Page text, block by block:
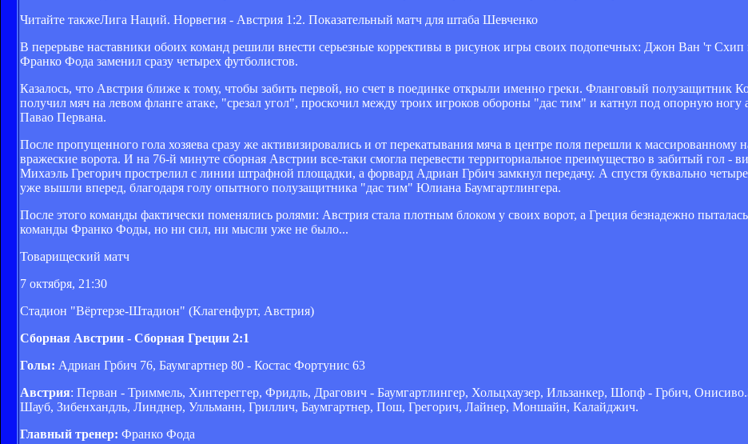
Читайте такжеЛига Наций. Норвегия - Австрия 1:2. Показательный матч для штаба Шевченко
В перерыве наставники обоих команд решили внести серьезные коррективы в рисунок игры своих подопечных: Джон Ван 'т Схип
Франко Фода заменил сразу четырех футболистов.
Казалось, что Австрия ближе к тому, чтобы забить первой, но счет в поединке открыли именно греки. Фланговый полузащитник
получил мяч на левом фланге атаке, "срезал угол", проскочил между троих игроков обороны "дас тим" и катнул под опорную ногу
Павао Первана.
После пропущенного гола хозяева сразу же активизировались и от перекатывания мяча в центре поля перешли к массированному
вражеские ворота. И на 76-й минуте сборная Австрии все-таки смогла перевести территориальное преимущество в забитый гол -
Михаэль Грегорич прострелил с линии штрафной площадки, а форвард Адриан Грбич замкнул передачу. А спустя буквально
уже вышли вперед, благодаря голу опытного полузащитника "дас тим" Юлиана Баумгартлингера.
После этого команды фактически поменялись ролями: Австрия стала плотным блоком у своих ворот, а Греция безнадежно
команды Франко Фоды, но ни сил, ни мысли уже не было...
Товарищеский матч
7 октября, 21:30
Стадион "Вёртерзе-Штадион" (Клагенфурт, Австрия)
Сборная Австрии - Сборная Греции 2:1
Голы: Адриан Грбич 76, Баумгартнер 80 - Костас Фортунис 63
Австрия: Перван - Триммель, Хинтереггер, Фридль, Драгович - Баумгартлингер, Хольцхаузер, Ильзанкер, Шопф - Грбич,
Шауб, Зибенхандль, Линднер, Улльманн, Гриллич, Баумгартнер, Пош, Грегорич, Лайнер, Моншайн, Калайджич.
Главный тренер: Франко Фода